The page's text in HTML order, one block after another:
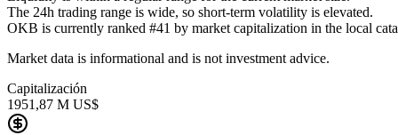
The 24h trading range is wide, so short-term volatility is elevated.
OKB is currently ranked #41 by market capitalization in the local
Market data is informational and is not investment advice.
Capitalización
1951,87 M US$